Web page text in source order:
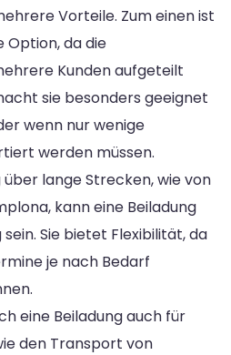
Vorteile. Zum einen ist
Option, da die
Kunden aufgeteilt
sie besonders geeignet
wenn nur wenige
werden müssen.
lange Strecken, wie von
kann eine Beiladung
Sie bietet Flexibilität, da
je nach Bedarf
eine Beiladung auch für
den Transport von